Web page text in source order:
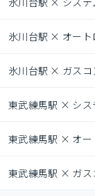
氷川台駅 × オート
氷川台駅 × ガスコ
東武練馬駅 × シス
東武練馬駅 × オー
東武練馬駅 × ガス